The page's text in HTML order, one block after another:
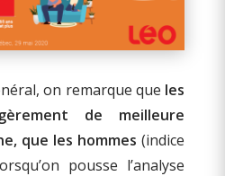
on remarque que les
de meilleure
que les hommes (indice
pousse l’analyse